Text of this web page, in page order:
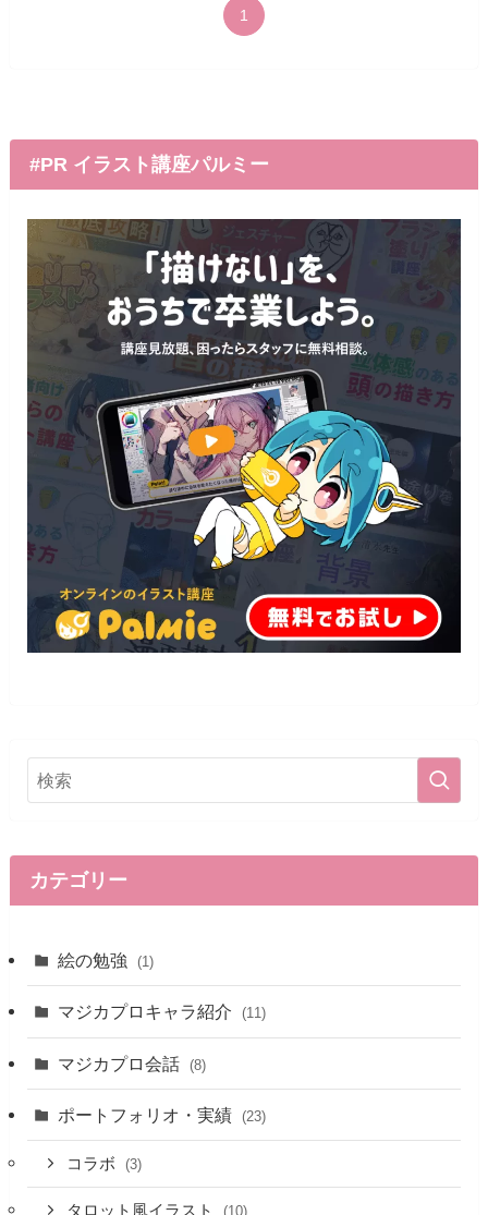
1
#PR イラスト講座パルミー
カテゴリー
絵の勉強 (1)
マジカプロキャラ紹介 (11)
マジカプロ会話 (8)
ポートフォリオ・実績 (23)
コラボ (3)
タロット風イラスト (10)